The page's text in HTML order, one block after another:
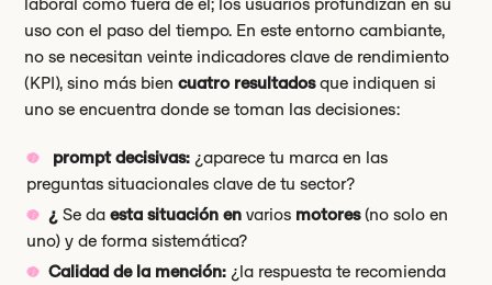
uso con el paso del tiempo. En este entorno cambiante,
no se necesitan veinte indicadores clave de rendimiento
(KPI), sino más biencuatro resultadosque indiquen si
uno se encuentra donde se toman las decisiones:
prompt decisivas: ¿aparece tu marca en las
preguntas situacionales clave de tu sector?
¿ Se daesta situación en varios motores(no solo en
uno) y de forma sistemática?
Calidad de la mención: ¿la respuesta te recomienda